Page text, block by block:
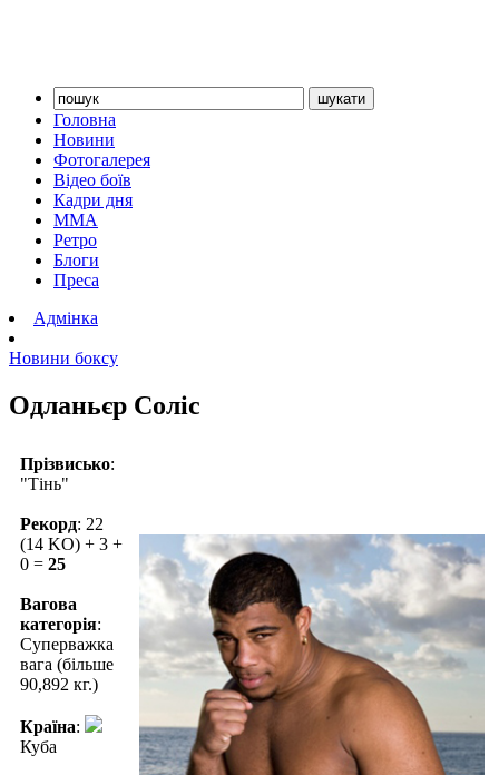
Головна
Новини
Фотогалерея
Відео боїв
Кадри дня
ММА
Ретро
Блоги
Преса
Адмінка
Новини боксу
Одланьєр Соліс
Прізвисько:
"Тінь"
Рекорд: 22
(14 KO) + 3 +
0 = 25
Вагова
категорія:
Суперважка
вага (більше
90,892 кг.)
Країна:
Куба